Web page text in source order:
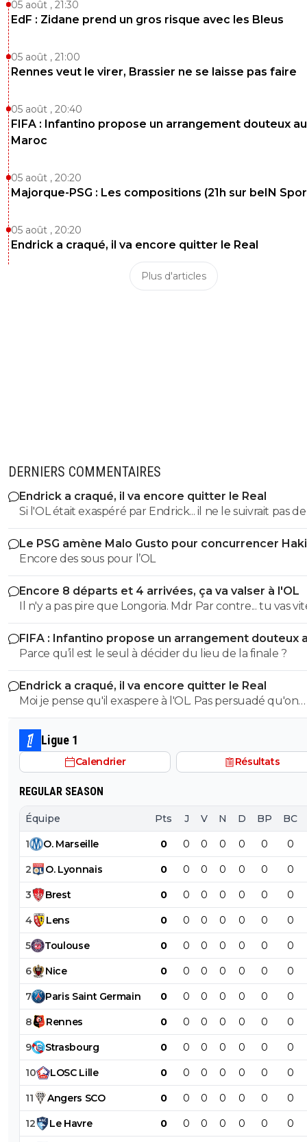
05 août , 21:30
EdF : Zidane prend un gros risque avec les Bleus
05 août , 21:00
Rennes veut le virer, Brassier ne se laisse pas faire
05 août , 20:40
FIFA : Infantino propose un arrangement douteux au
Maroc
05 août , 20:20
Majorque-PSG : Les compositions (21h sur beIN
05 août , 20:20
Endrick a craqué, il va encore quitter le Real
Plus d'articles
DERNIERS COMMENTAIRES
Endrick a craqué, il va encore quitter le Real
Si l'OL était exaspéré par Endrick... il ne le suivrait pas
près. Bref... Quand l'équipe sera complète... ce sera beaucoup
mieux.
Le PSG amène Malo Gusto pour concurrencer
Encore des sous pour l’OL
Encore 8 départs et 4 arrivées, ça va valser à l'OL
Il n'y a pas pire que Longoria. Mdr Par contre... tu vas vite
pleurer en voyant ta petite équipe sombrer. ^^
FIFA : Infantino propose un arrangement douteux
Maroc
Parce qu’il est le seul à décider du lieu de la finale ?
Endrick a craqué, il va encore quitter le Real
Moi je pense qu'il exaspere à l'OL. Pas persuadé qu'on
souhaite le voir revenir. Apres tres sincèrement nos
problèmes actuels ne se posent pas trop a son poste.
bien d'autres choses a améliorer avant....
Ligue 1
Calendrier Résultats
REGULAR SEASON
Équipe Pts J V N D BP BC
1 O. Marseille 0 0 0 0 0 0 0
2 O. Lyonnais 0 0 0 0 0 0 0
3 Brest 0 0 0 0 0 0 0
4 Lens 0 0 0 0 0 0 0
5 Toulouse 0 0 0 0 0 0 0
6 Nice 0 0 0 0 0 0 0
7 Paris Saint Germain 0 0 0 0 0 0 0
8 Rennes 0 0 0 0 0 0 0
9 Strasbourg 0 0 0 0 0 0 0
10 LOSC Lille 0 0 0 0 0 0 0
11 Angers SCO 0 0 0 0 0 0 0
12 Le Havre 0 0 0 0 0 0 0